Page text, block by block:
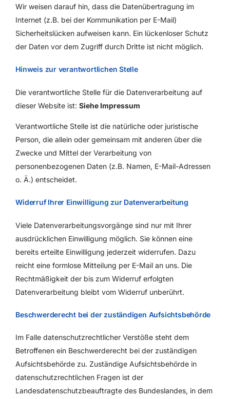
Wir weisen darauf hin, dass die Datenübertragung im
Internet (z.B. bei der Kommunikation per E-Mail)
Sicherheitslücken aufweisen kann. Ein lückenloser Schutz
der Daten vor dem Zugriff durch Dritte ist nicht möglich.
Hinweis zur verantwortlichen Stelle
Die verantwortliche Stelle für die Datenverarbeitung auf
dieser Website ist:Siehe Impressum
Verantwortliche Stelle ist die natürliche oder juristische
Person, die allein oder gemeinsam mit anderen über die
Zwecke und Mittel der Verarbeitung von
personenbezogenen Daten (z.B. Namen, E-Mail-Adressen
o. Ä.) entscheidet.
Widerruf Ihrer Einwilligung zur Datenverarbeitung
Viele Datenverarbeitungsvorgänge sind nur mit Ihrer
ausdrücklichen Einwilligung möglich. Sie können eine
bereits erteilte Einwilligung jederzeit widerrufen. Dazu
reicht eine formlose Mitteilung per E-Mail an uns. Die
Rechtmäßigkeit der bis zum Widerruf erfolgten
Datenverarbeitung bleibt vom Widerruf unberührt.
Beschwerderecht bei der zuständigen Aufsichtsbehörde
Im Falle datenschutzrechtlicher Verstöße steht dem
Betroffenen ein Beschwerderecht bei der zuständigen
Aufsichtsbehörde zu. Zuständige Aufsichtsbehörde in
datenschutzrechtlichen Fragen ist der
Landesdatenschutzbeauftragte des Bundeslandes, in dem